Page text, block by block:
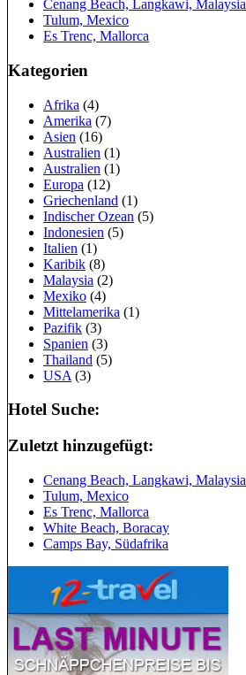
Cenang Beach, Langkawi, Malaysia
Tulum, Mexico
Es Trenc, Mallorca
Kategorien
Afrika (4)
Amerika (7)
Asien (16)
Australien (1)
Australien (1)
Europa (12)
Griechenland (1)
Indischer Ozean (5)
Indonesien (5)
Italien (1)
Karibik (8)
Malaysia (2)
Mexiko (4)
Mittelamerika (1)
Pazifik (3)
Spanien (3)
Thailand (5)
USA (3)
Hotel Suche:
Zuletzt hinzugefügt:
Cenang Beach, Langkawi, Malaysia
Tulum, Mexico
Es Trenc, Mallorca
White Beach, Boracay
Camps Bay, Südafrika